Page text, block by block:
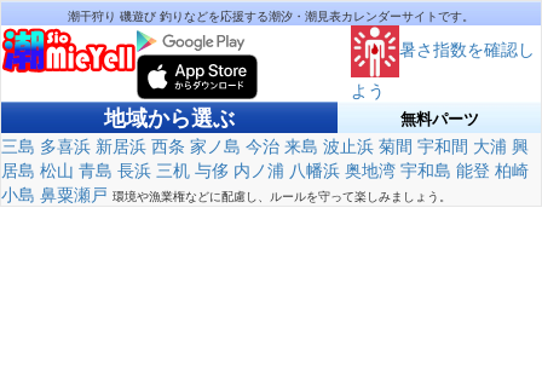
潮干狩り 磯遊び 釣りなどを応援する潮汐・潮見表カレンダーサイトです。
暑さ指数を確認し
よう
地域から選ぶ 無料パーツ
三島 多喜浜 新居浜 西条 家ノ島 今治 来島 波止浜 菊間 宇和間 大浦 興
居島 松山 青島 長浜 三机 与侈 内ノ浦 八幡浜 奥地湾 宇和島 能登 柏崎
小島 鼻粟瀬戸 環境や漁業権などに配慮し、ルールを守って楽しみましょう。